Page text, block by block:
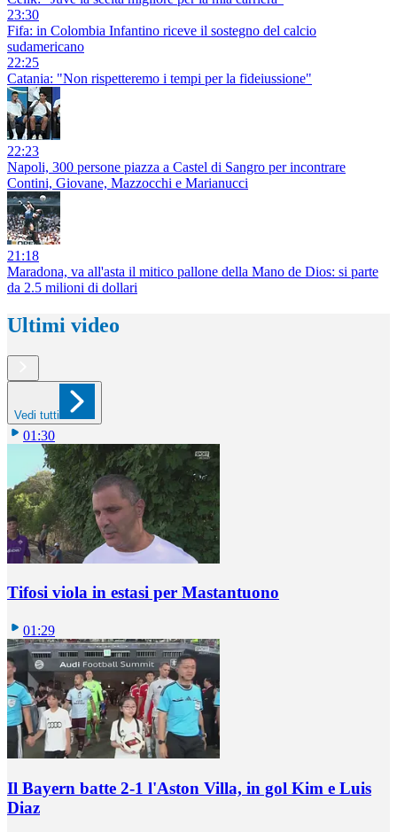
23:30
Fifa: in Colombia Infantino riceve il sostegno del calcio
sudamericano
22:25
Catania: "Non rispetteremo i tempi per la fideiussione"
22:23
Napoli, 300 persone piazza a Castel di Sangro per incontrare
Contini, Giovane, Mazzocchi e Marianucci
21:18
Maradona, va all'asta il mitico pallone della Mano de Dios: si parte
da 2.5 milioni di dollari
Ultimi video
Vedi tutti
01:30
Tifosi viola in estasi per Mastantuono
01:29
Il Bayern batte 2-1 l'Aston Villa, in gol Kim e Luis
Diaz